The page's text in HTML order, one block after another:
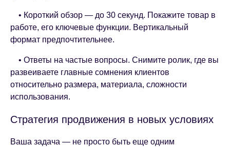
• Короткий обзор — до 30 секунд. Покажите товар в
работе, его ключевые функции. Вертикальный
формат предпочтительнее.
• Ответы на частые вопросы. Снимите ролик, где вы
развеиваете главные сомнения клиентов
относительно размера, материала, сложности
использования.
Стратегия продвижения в новых условиях
Ваша задача — не просто быть еще одним